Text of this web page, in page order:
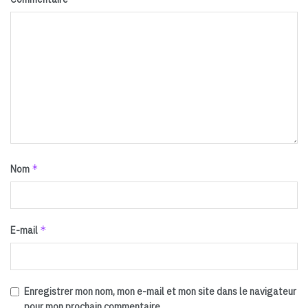
Nom *
E-mail *
Enregistrer mon nom, mon e-mail et mon site dans le navigateur